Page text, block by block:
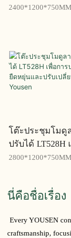
ง่ายและเน้นประ
2400*1200*750MM
โต๊ะประชุมโมดู
ปรับได้ LT528H
ประชุมที่ยืดหยุ่น
2800*1200*750MM
นี่คือชื่อเรื่อง
Every YOUSEN
craftsmanship,